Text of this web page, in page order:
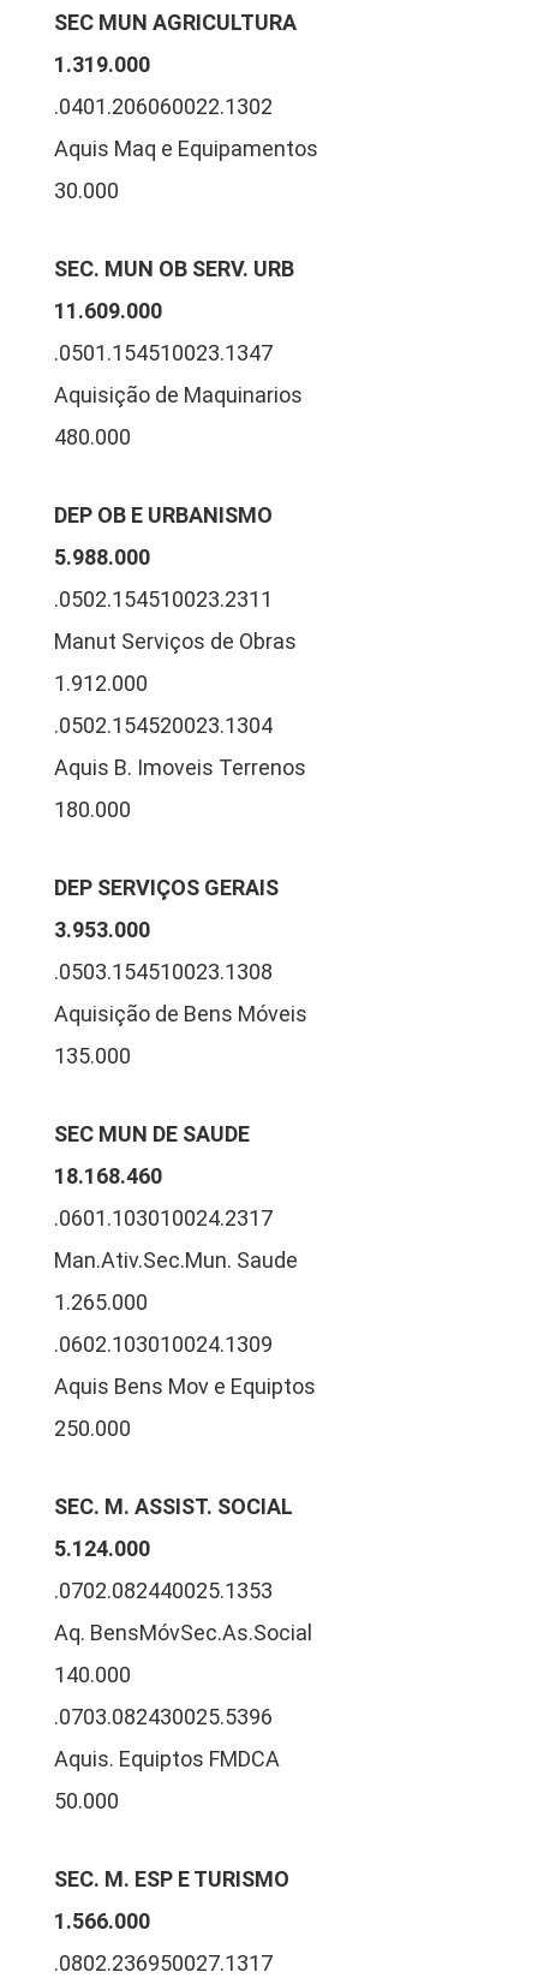
SEC MUN AGRICULTURA
1.319.000
.0401.206060022.1302
Aquis Maq e Equipamentos
30.000
SEC. MUN OB SERV. URB
11.609.000
.0501.154510023.1347
Aquisição de Maquinarios
480.000
DEP OB E URBANISMO
5.988.000
.0502.154510023.2311
Manut Serviços de Obras
1.912.000
.0502.154520023.1304
Aquis B. Imoveis Terrenos
180.000
DEP SERVIÇOS GERAIS
3.953.000
.0503.154510023.1308
Aquisição de Bens Móveis
135.000
SEC MUN DE SAUDE
18.168.460
.0601.103010024.2317
Man.Ativ.Sec.Mun. Saude
1.265.000
.0602.103010024.1309
Aquis Bens Mov e Equiptos
250.000
SEC. M. ASSIST. SOCIAL
5.124.000
.0702.082440025.1353
Aq. BensMóvSec.As.Social
140.000
.0703.082430025.5396
Aquis. Equiptos FMDCA
50.000
SEC. M. ESP E TURISMO
1.566.000
.0802.236950027.1317